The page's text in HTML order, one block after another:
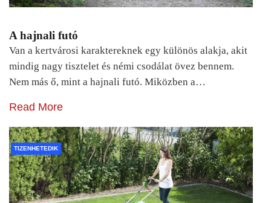
A hajnali futó
Van a kertvárosi karaktereknek egy különös alakja, akit
mindig nagy tisztelet és némi csodálat övez bennem.
Nem más ő, mint a hajnali futó. Miközben a…
Read More
TIZENHETEDIK